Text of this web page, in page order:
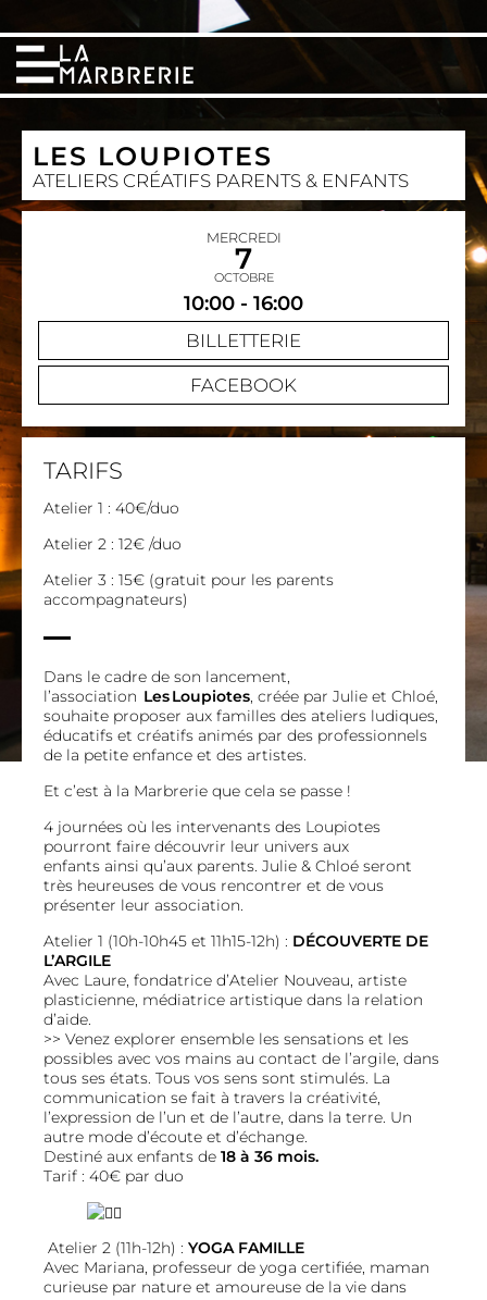
LES LOUPIOTES
ATELIERS CRÉATIFS PARENTS & ENFANTS
MERCREDI
7
OCTOBRE
10:00 - 16:00
BILLETTERIE
FACEBOOK
TARIFS
Atelier 1 : 40€/duo
Atelier 2 : 12€ /duo
Atelier 3 : 15€ (gratuit pour les parents
accompagnateurs)
Dans le cadre de son lancement,
l’association Les Loupiotes, créée par Julie et Chloé,
souhaite proposer aux familles des ateliers ludiques,
éducatifs et créatifs animés par des professionnels
de la petite enfance et des artistes.
Et c’est à la Marbrerie que cela se passe !
4 journées où les intervenants des Loupiotes
pourront faire découvrir leur univers aux
enfants ainsi qu’aux parents. Julie & Chloé seront
très heureuses de vous rencontrer et de vous
présenter leur association.
Atelier 1 (10h-10h45 et 11h15-12h) : DÉCOUVERTE DE
L’ARGILE
Avec Laure, fondatrice d’Atelier Nouveau, artiste
plasticienne, médiatrice artistique dans la relation
d’aide.
>> Venez explorer ensemble les sensations et les
possibles avec vos mains au contact de l’argile, dans
tous ses états. Tous vos sens sont stimulés. La
communication se fait à travers la créativité,
l’expression de l’un et de l’autre, dans la terre. Un
autre mode d’écoute et d’échange.
Destiné aux enfants de 18 à 36 mois.
Tarif : 40€ par duo
Atelier 2 (11h-12h) : YOGA FAMILLE
Avec Mariana, professeur de yoga certifiée, maman
curieuse par nature et amoureuse de la vie dans